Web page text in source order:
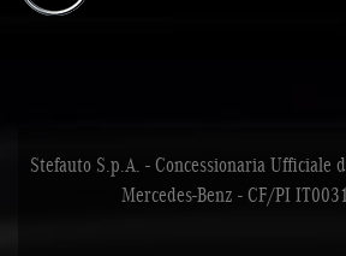
Stefauto S.p.A. - Concessionaria Ufficiale
Mercedes-Benz - CF/PI